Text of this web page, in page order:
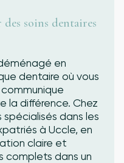
soins dentaires
en
dentaire où vous
la différence. Chez
spécialisés dans les
à Uccle, en
claire et
complets dans un